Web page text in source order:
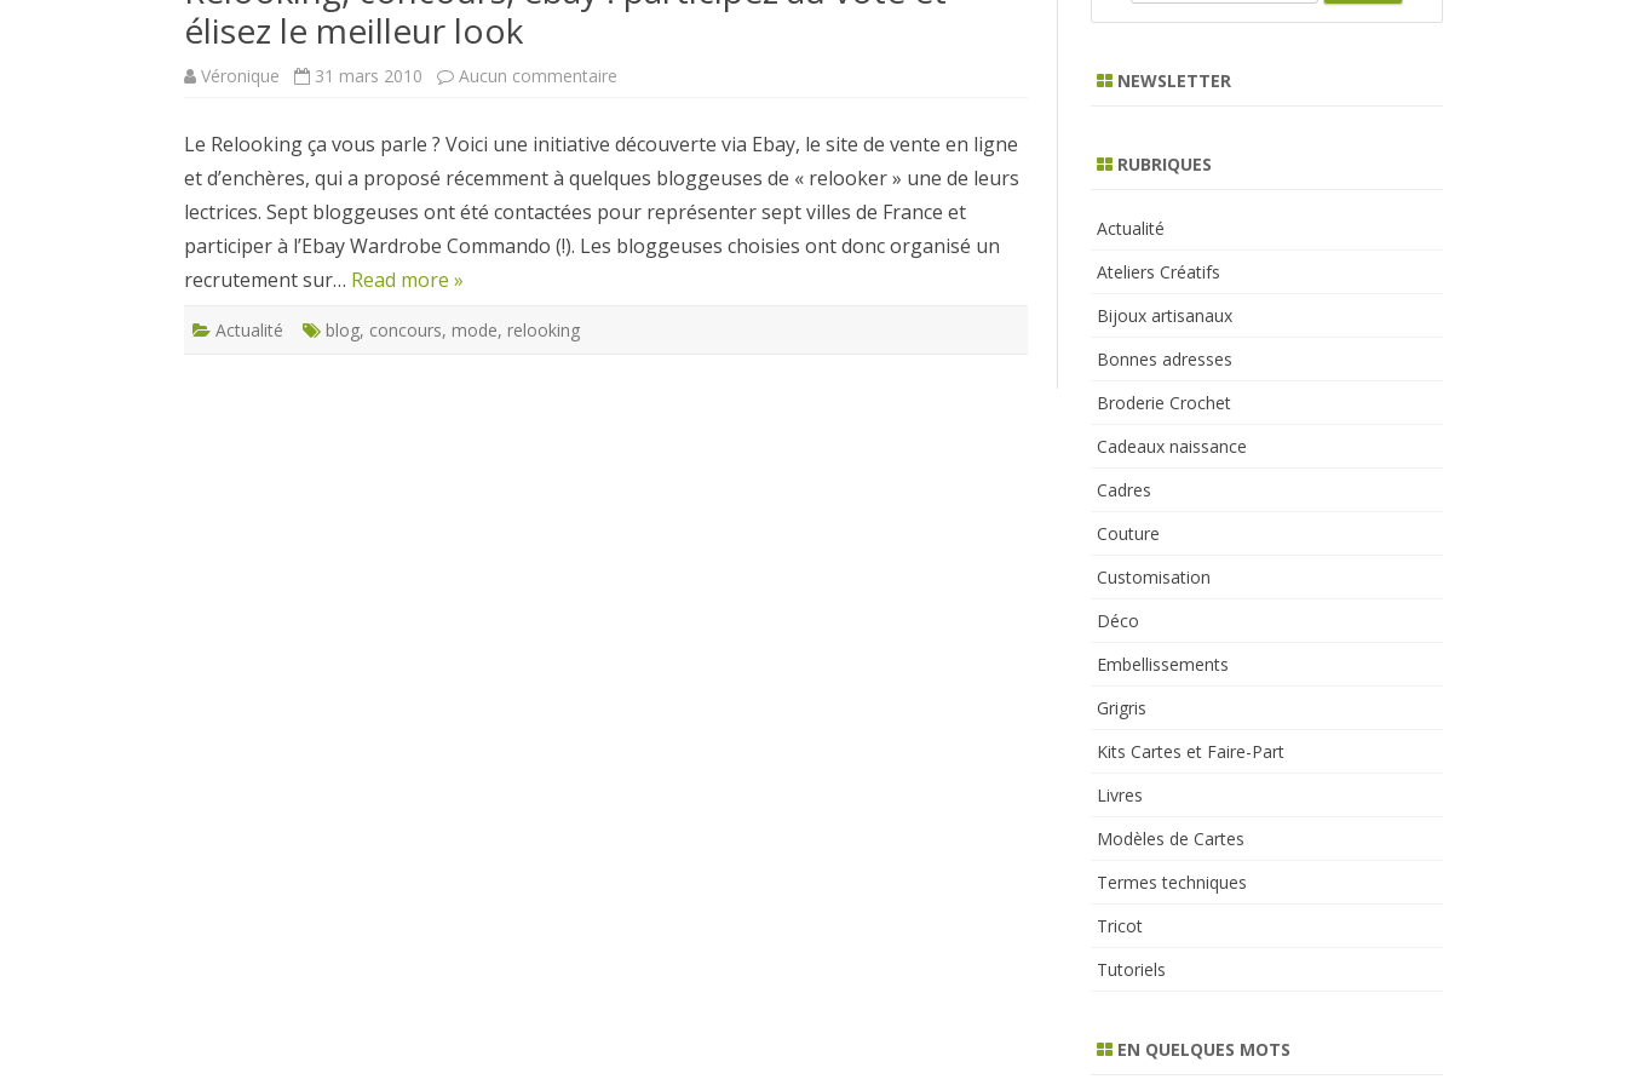
CARTES NOËL ET VOEUX
élisez le meilleur look
Véronique 31 mars 2010 Aucun commentaire
:
participez
au
vote
et
élisez
le
meilleur
Le Relooking ça vous parle ? Voici une initiative découverte via Ebay, le site de vente en ligne
et d’enchères, qui a proposé récemment à quelques bloggeuses de « relooker » une de leurs
lectrices. Sept bloggeuses ont été contactées pour représenter sept villes de France et
participer à l’Ebay Wardrobe Commando (!). Les bloggeuses choisies ont donc organisé un
recrutement sur… Read more »
Actualité blog, concours, mode, relooking
c
NEWSLETTER
RUBRIQUES
Actualité
Ateliers Créatifs
Bijoux artisanaux
Bonnes adresses
Broderie Crochet
Cadeaux naissance
Cadres
Couture
Customisation
Déco
Embellissements
Grigris
Kits Cartes et Faire-Part
Livres
Modèles de Cartes
Termes techniques
Tricot
Tutoriels
EN QUELQUES MOTS